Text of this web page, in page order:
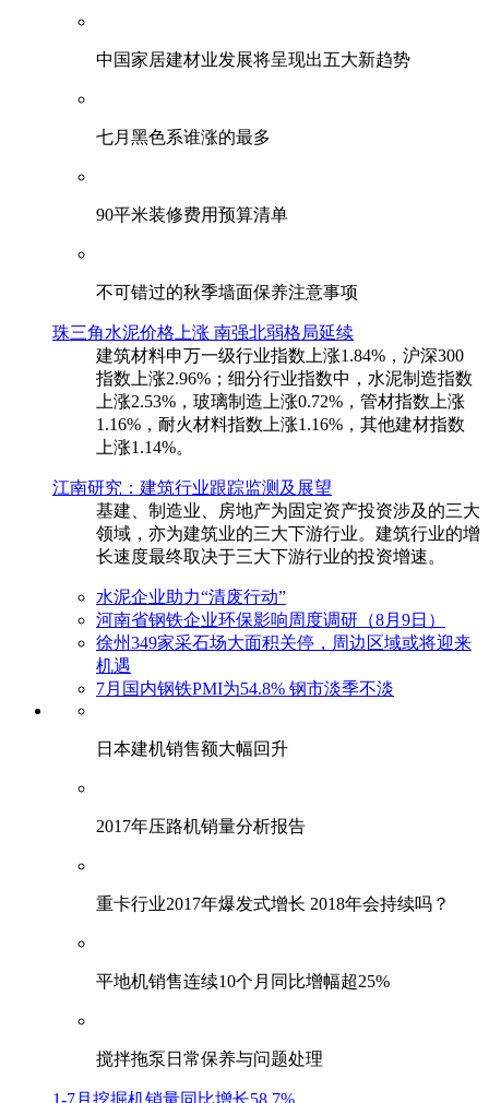
中国家居建材业发展将呈现出五大新趋势
七月黑色系谁涨的最多
90平米装修费用预算清单
不可错过的秋季墙面保养注意事项
珠三角水泥价格上涨 南强北弱格局延续
建筑材料申万一级行业指数上涨1.84%，沪深300
指数上涨2.96%；细分行业指数中，水泥制造指数
上涨2.53%，玻璃制造上涨0.72%，管材指数上涨
1.16%，耐火材料指数上涨1.16%，其他建材指数
上涨1.14%。
江南研究：建筑行业跟踪监测及展望
基建、制造业、房地产为固定资产投资涉及的三大
领域，亦为建筑业的三大下游行业。建筑行业的增
长速度最终取决于三大下游行业的投资增速。
水泥企业助力“清废行动”
河南省钢铁企业环保影响周度调研（8月9日）
徐州349家采石场大面积关停，周边区域或将迎来
机遇
7月国内钢铁PMI为54.8% 钢市淡季不淡
日本建机销售额大幅回升
2017年压路机销量分析报告
重卡行业2017年爆发式增长 2018年会持续吗？
平地机销售连续10个月同比增幅超25%
搅拌拖泵日常保养与问题处理